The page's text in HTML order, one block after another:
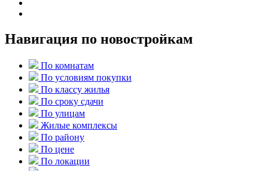
Навигация по новостройкам
По комнатам
По условиям покупки
По классу жилья
По сроку сдачи
По улицам
Жилые комплексы
По району
По цене
По локации